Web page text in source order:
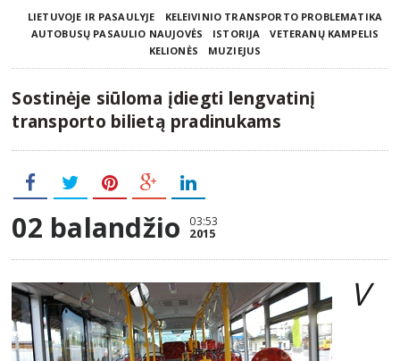
LIETUVOJE IR PASAULYJE
KELEIVINIO TRANSPORTO PROBLEMATIKA
AUTOBUSŲ PASAULIO NAUJOVĖS
ISTORIJA
VETERANŲ KAMPELIS
KELIONĖS
MUZIEJUS
Sostinėje siūloma įdiegti lengvatinį
transporto bilietą pradinukams
02 balandžio 03:53
2015
V